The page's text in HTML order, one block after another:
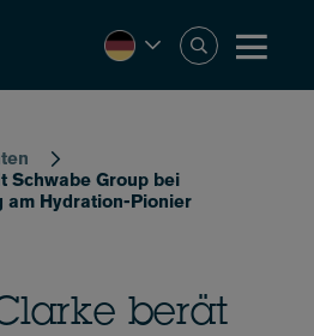
Schwabe Group bei
am Hydration-Pionier
berät